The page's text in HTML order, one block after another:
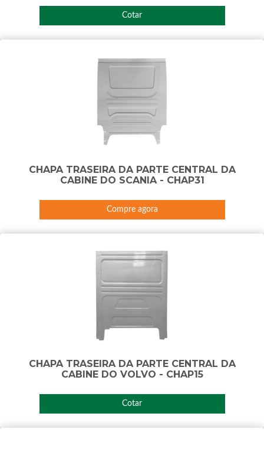
Cotar
CHAPA TRASEIRA DA PARTE CENTRAL DA
CABINE DO SCANIA - CHAP31
Compre agora
CHAPA TRASEIRA DA PARTE CENTRAL DA
CABINE DO VOLVO - CHAP15
Cotar